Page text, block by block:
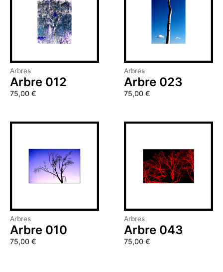
Arbres
Arbre 012
75,00 €
Arbres
Arbre 023
75,00 €
Arbres
Arbre 010
75,00 €
Arbres
Arbre 043
75,00 €